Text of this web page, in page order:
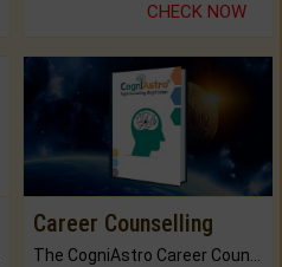
CHECK NOW
Career Counselling
The CogniAstro Career Counselling Report is the most comprehensive report available on this topic.